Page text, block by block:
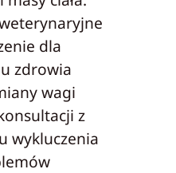
dla
zdrowia
wagi
z
wykluczenia